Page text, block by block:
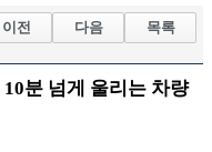
사진 군사/무기
이전 다음 목록
분 넘게 울리는 차량